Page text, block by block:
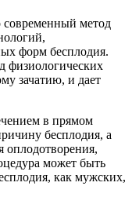
метод
форм бесплодия.
физиологических
зачатию, и дает
в прямом
бесплодия, а
оплодотворения,
может быть
как мужских,